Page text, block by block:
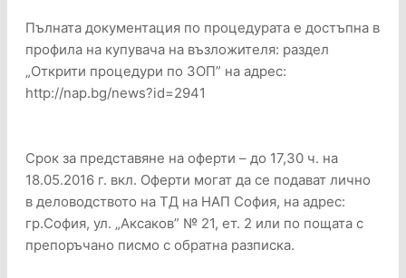
Пълната документация по процедурата е достъпна в
профила на купувача на възложителя: раздел
„Открити процедури по ЗОП” на адрес:
http://nap.bg/news?id=2941
Срок за представяне на оферти – до 17,30 ч. на
18.05.2016 г. вкл. Оферти могат да се подават лично
в деловодството на ТД на НАП София, на адрес:
гр.София, ул. „Аксаков” № 21, ет. 2 или по пощата с
препоръчано писмо с обратна разписка.